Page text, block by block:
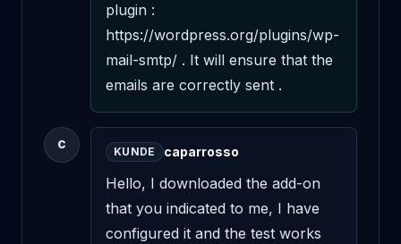
plugin :
https://wordpress.org/plugins/wp-
mail-smtp/ . It will ensure that the
emails are correctly sent .
C
KUNDE caparrosso
Hello, I downloaded the add-on
that you indicated to me, I have
configured it and the test works